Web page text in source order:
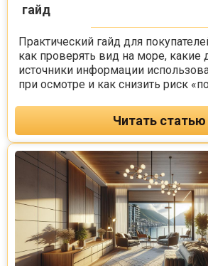
гайд
Практический гайд для
как проверять вид на море, какие
источники информации
при осмотре и как снизить риск
Читать статью